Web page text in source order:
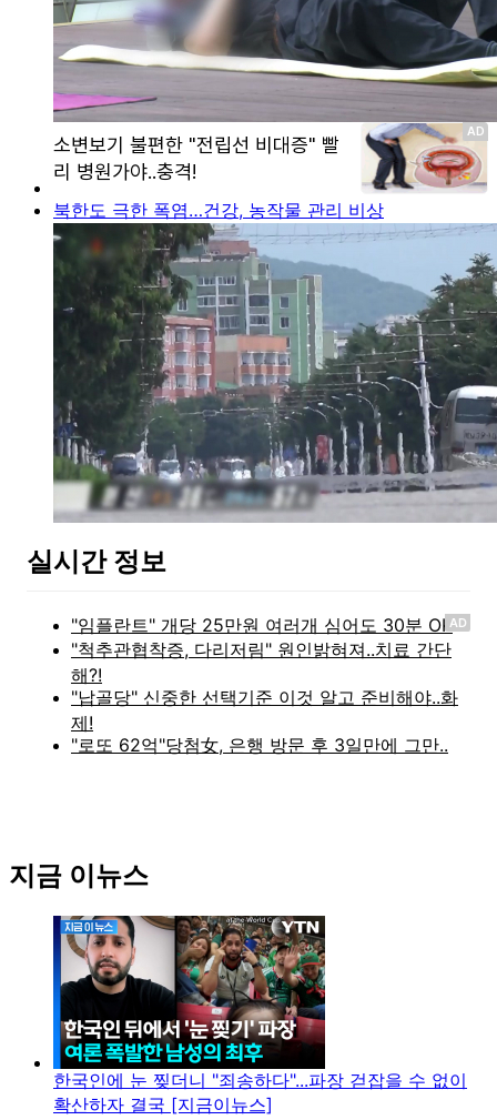
북한도 극한 폭염…건강, 농작물 관리 비상
실시간 정보
AD
지금 이뉴스
한국인에 눈 찢더니 "죄송하다"...파장 걷잡을 수 없이
확산하자 결국 [지금이뉴스]